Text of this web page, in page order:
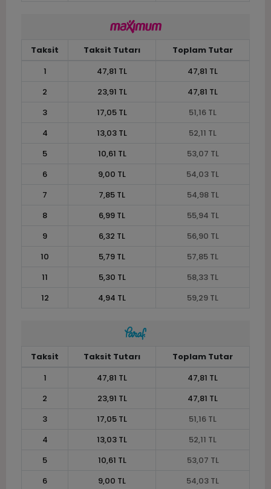
Taksit Taksit Tutarı
Toplam Tutar
1
47,81 TL
47,81 TL
2
23,91 TL
47,81 TL
3
17,05 TL
51,16 TL
4
13,03 TL
52,11 TL
5
10,61 TL
53,07 TL
6
9,00 TL
54,03 TL
7
7,85 TL
54,98 TL
8
6,99 TL
55,94 TL
9
6,32 TL
56,90 TL
10
5,79 TL
57,85 TL
11
5,30 TL
58,33 TL
12
4,94 TL 59,29 TL
Taksit Taksit Tutarı
Toplam Tutar
1
47,81 TL
47,81 TL
2
23,91 TL
47,81 TL
3
17,05 TL
51,16 TL
4
13,03 TL
52,11 TL
5
10,61 TL
53,07 TL
6
9,00 TL
54,03 TL